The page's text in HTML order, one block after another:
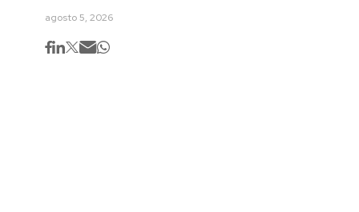
agosto 5, 2026